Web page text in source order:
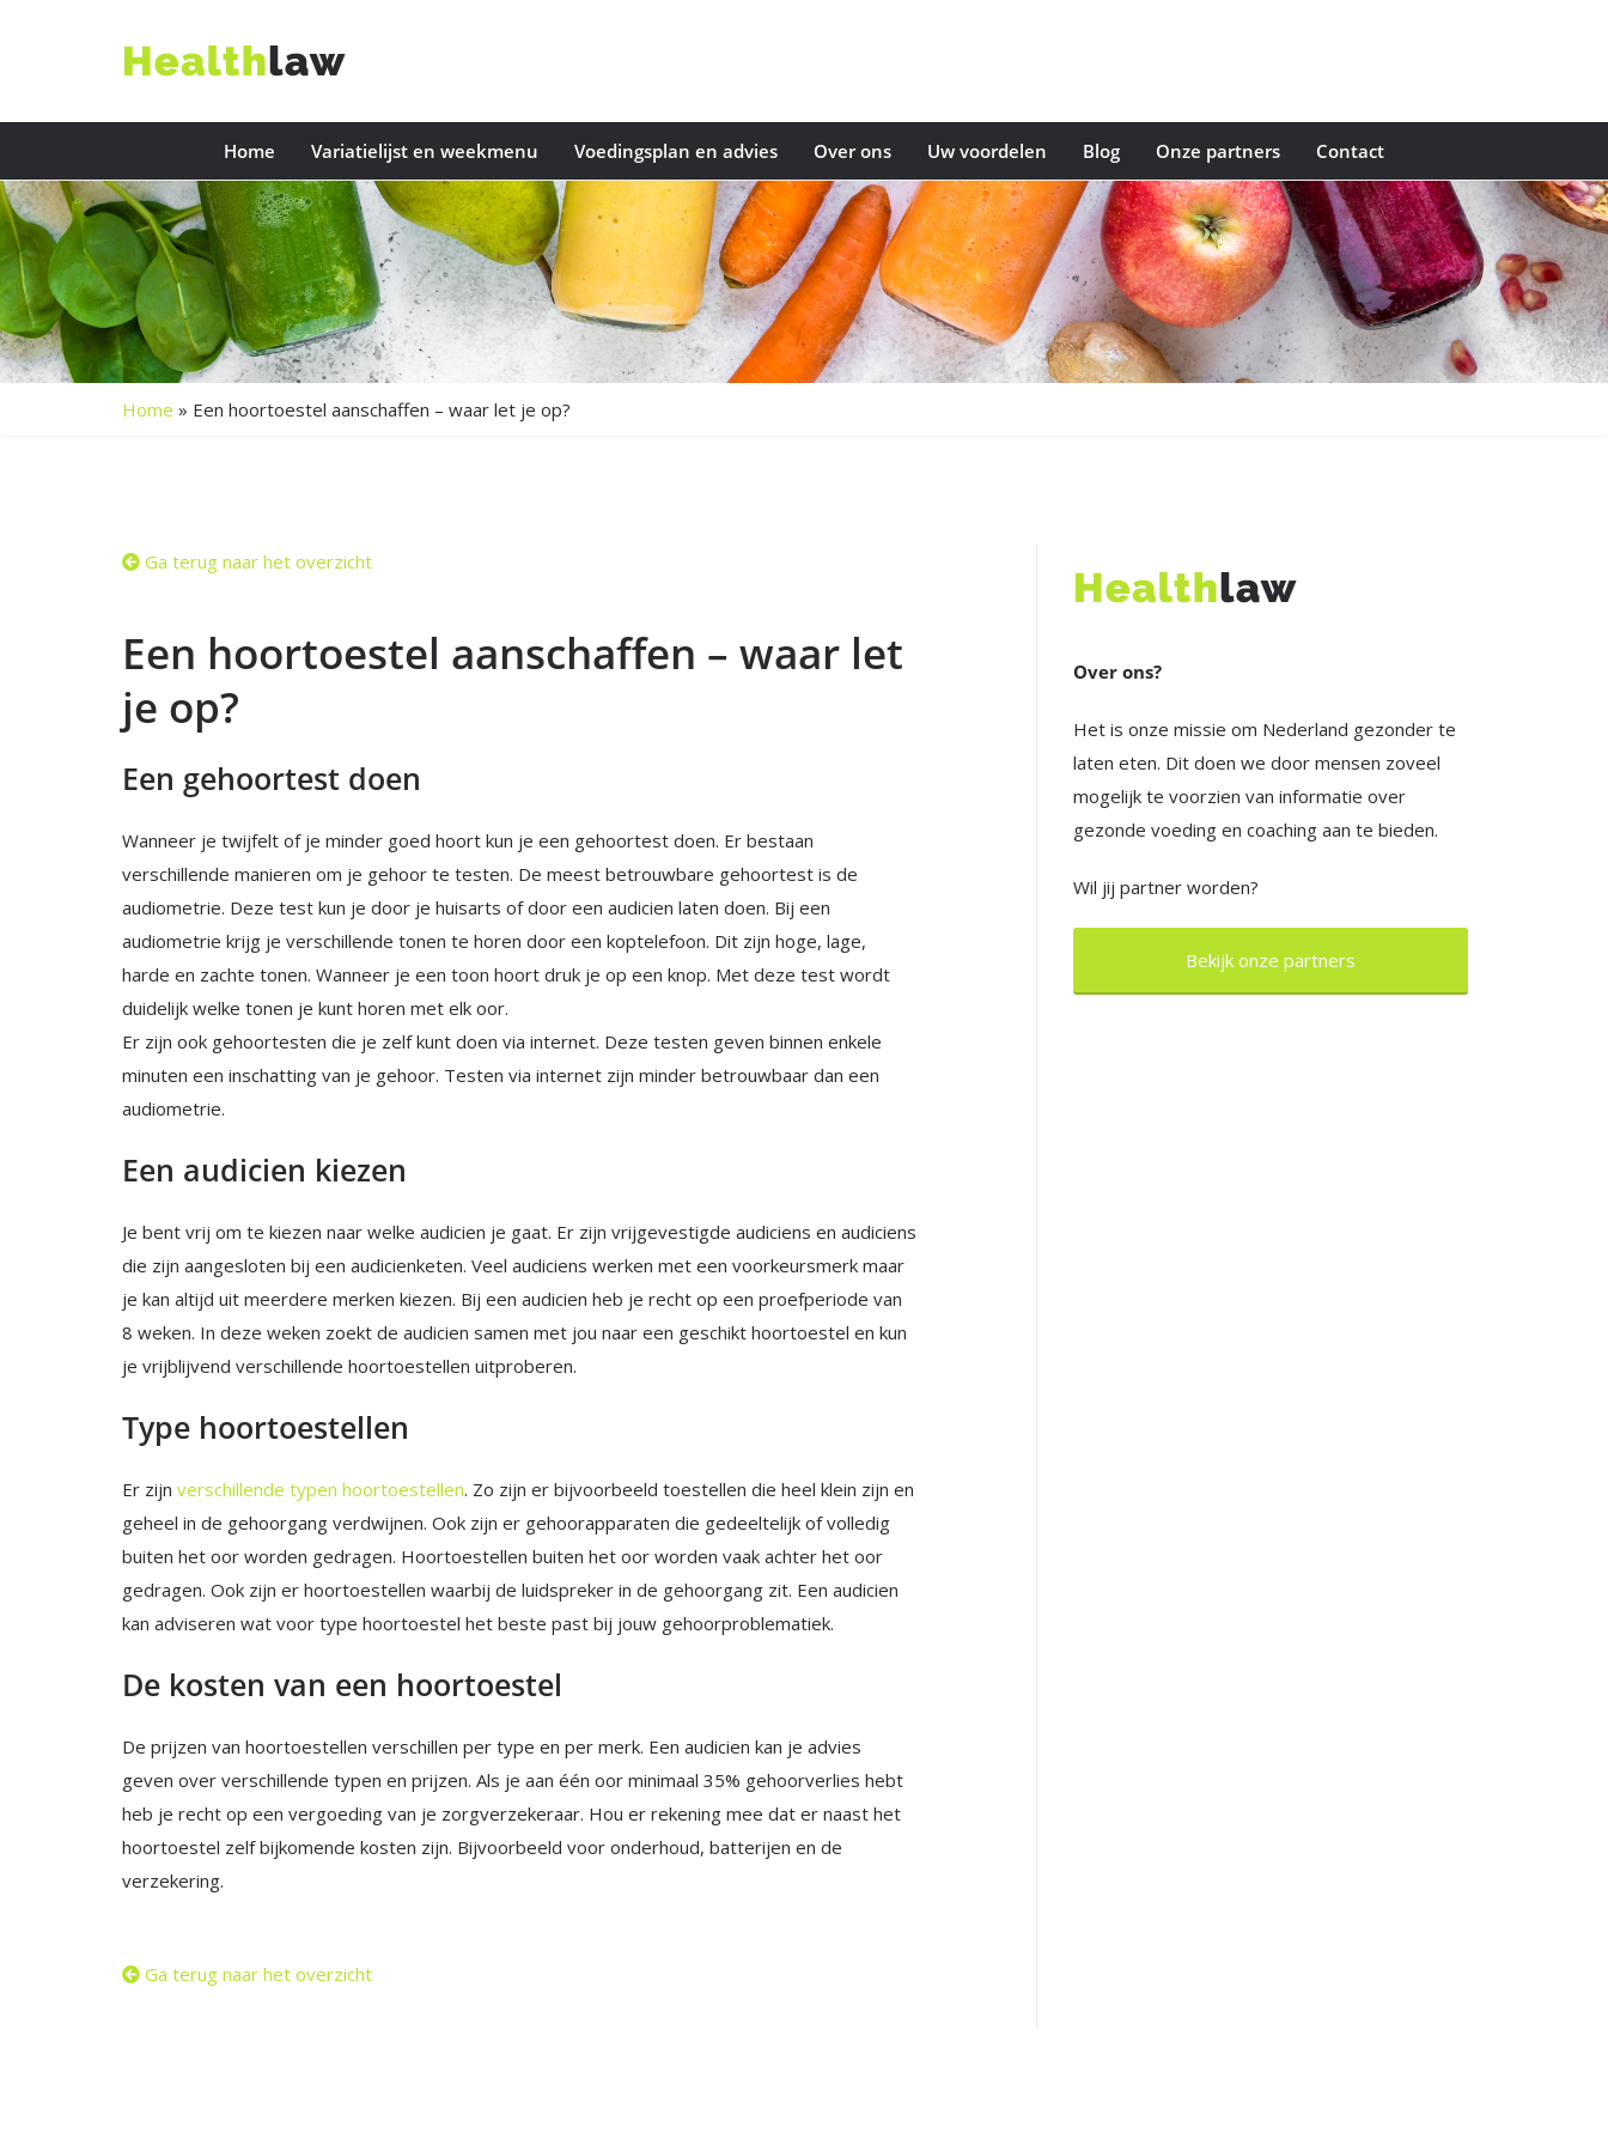
Home Variatielijst en weekmenu Voedingsplan en advies Over ons Uw voordelen Blog Onze partners Contact
Home » Een hoortoestel aanschaffen – waar let je op?
Ga terug naar het overzicht
Een hoortoestel aanschaffen – waar let
je op?
Een gehoortest doen
Wanneer je twijfelt of je minder goed hoort kun je een gehoortest doen. Er bestaan
verschillende manieren om je gehoor te testen. De meest betrouwbare gehoortest is de
audiometrie. Deze test kun je door je huisarts of door een audicien laten doen. Bij een
audiometrie krijg je verschillende tonen te horen door een koptelefoon. Dit zijn hoge, lage,
harde en zachte tonen. Wanneer je een toon hoort druk je op een knop. Met deze test wordt
duidelijk welke tonen je kunt horen met elk oor.
Er zijn ook gehoortesten die je zelf kunt doen via internet. Deze testen geven binnen enkele
minuten een inschatting van je gehoor. Testen via internet zijn minder betrouwbaar dan een
audiometrie.
Een audicien kiezen
Je bent vrij om te kiezen naar welke audicien je gaat. Er zijn vrijgevestigde audiciens en audiciens
die zijn aangesloten bij een audicienketen. Veel audiciens werken met een voorkeursmerk maar
je kan altijd uit meerdere merken kiezen. Bij een audicien heb je recht op een proefperiode van
8 weken. In deze weken zoekt de audicien samen met jou naar een geschikt hoortoestel en kun
je vrijblijvend verschillende hoortoestellen uitproberen.
Type hoortoestellen
Er zijn verschillende typen hoortoestellen. Zo zijn er bijvoorbeeld toestellen die heel klein zijn en
geheel in de gehoorgang verdwijnen. Ook zijn er gehoorapparaten die gedeeltelijk of volledig
buiten het oor worden gedragen. Hoortoestellen buiten het oor worden vaak achter het oor
gedragen. Ook zijn er hoortoestellen waarbij de luidspreker in de gehoorgang zit. Een audicien
kan adviseren wat voor type hoortoestel het beste past bij jouw gehoorproblematiek.
De kosten van een hoortoestel
De prijzen van hoortoestellen verschillen per type en per merk. Een audicien kan je advies
geven over verschillende typen en prijzen. Als je aan één oor minimaal 35% gehoorverlies hebt
heb je recht op een vergoeding van je zorgverzekeraar. Hou er rekening mee dat er naast het
hoortoestel zelf bijkomende kosten zijn. Bijvoorbeeld voor onderhoud, batterijen en de
verzekering.
Ga terug naar het overzicht
Over ons?
Het is onze missie om Nederland gezonder te
laten eten. Dit doen we door mensen zoveel
mogelijk te voorzien van informatie over
gezonde voeding en coaching aan te bieden.
Wil jij partner worden?
Bekijk onze partners